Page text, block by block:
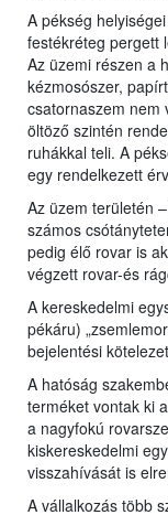
A pékség
festékréteg pergett
Az üzemi részen a
kézmosószer,
csatornaszem nem
öltöző szintén
ruhákkal teli. A
egy rendelkezett
Az üzem területén
számos
pedig élő rovar is
végzett rovar-és
A kereskedelmi
pékáru)
bejelentési
A hatóság
terméket vontak ki
a nagyfokú
kiskereskedelmi
visszahívását is
A vállalkozás több